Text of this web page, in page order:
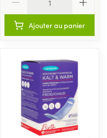
Ajouter au panier